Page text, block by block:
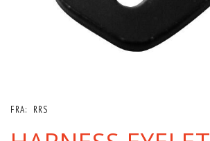
FRA: RRS